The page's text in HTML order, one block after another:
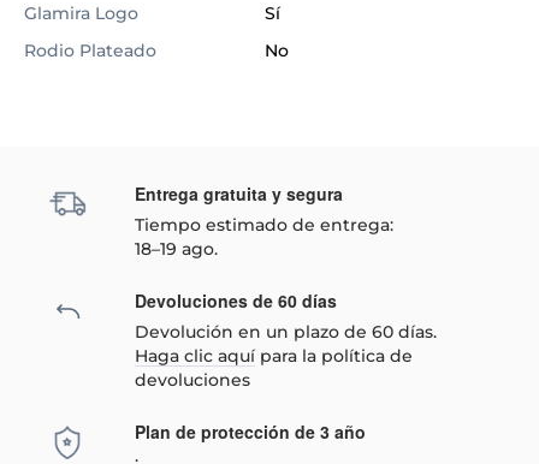
Glamira Logo
Sí
Rodio Plateado
No
Entrega gratuita y segura
Tiempo estimado de entrega:
18–19 ago.
Devoluciones de 60 días
Devolución en un plazo de 60 días.
Haga clic aquí para la política de
devoluciones
Plan de protección de 3 año